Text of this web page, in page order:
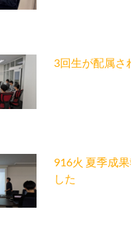
3回生が配属さ
916火 夏季成
した